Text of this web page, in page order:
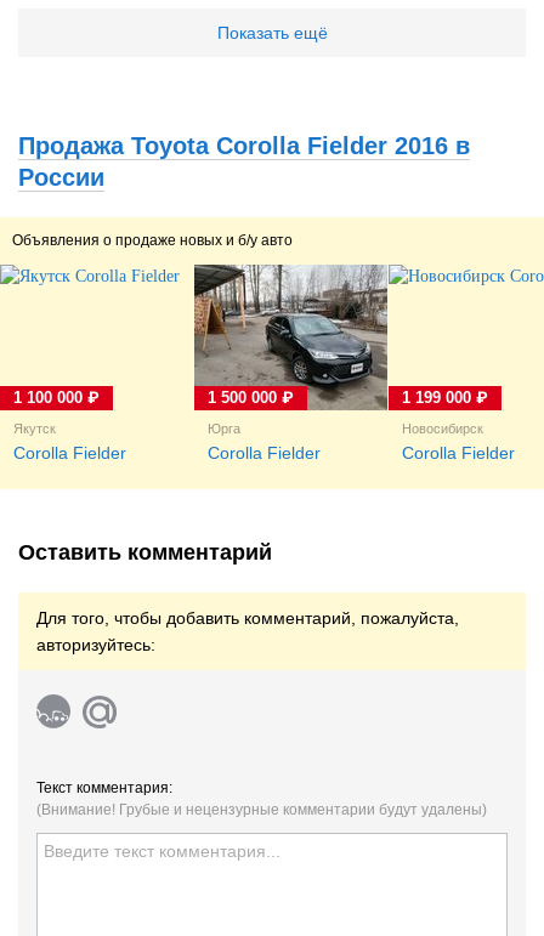
автомобиля и колесных
арок пушечным салом.
пороги снизу и возле...
Показать ещё
Продажа Toyota Corolla Fielder 2016 в
России
Объявления о продаже новых и б/у авто
Якутск
Corolla Fielder
1 100 000 ₽
Юрга
Corolla Fielder
1 500 000 ₽
Новосибирск
Corolla Fielder
1 199 000 ₽
Оставить комментарий
Для того, чтобы добавить комментарий, пожалуйста,
авторизуйтесь:
Текст комментария:
(Внимание! Грубые и нецензурные комментарии будут удалены)